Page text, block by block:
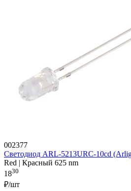
002377
Светодиод ARL-5213URC-10cd
Red | Красный 625 nm
1830
₽/шт